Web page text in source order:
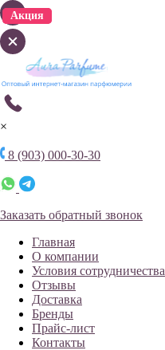
×
8 (903) 000-30-30
Заказать обратный звонок
Главная
О компании
Условия сотрудничества
Отзывы
Доставка
Бренды
Прайс-лист
Контакты
Акция
Акция